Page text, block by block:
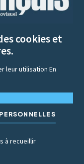
cookies et
leur utilisationEn
à recueillir